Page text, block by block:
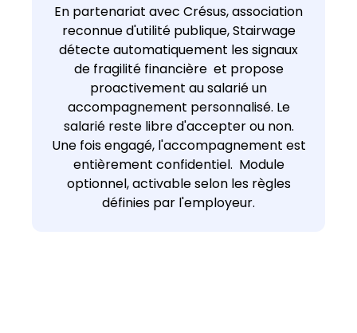
En partenariat avec Crésus, association
reconnue d'utilité publique, Stairwage
détecte automatiquement les signaux
de fragilité financière et propose
proactivement au salarié un
accompagnement personnalisé. Le
salarié reste libre d'accepter ou non.
Une fois engagé, l'accompagnement est
entièrement confidentiel. Module
optionnel, activable selon les règles
définies par l'employeur.